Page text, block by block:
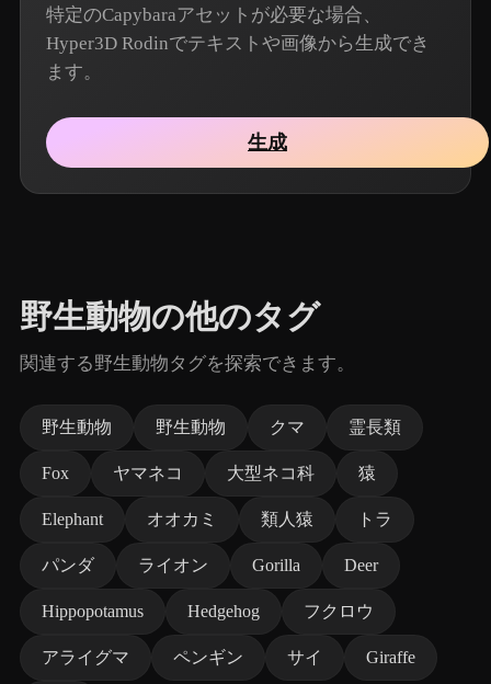
特定のCapybaraアセットが必要な場合、
Hyper3D Rodinでテキストや画像から生成でき
ます。
生成
野生動物の他のタグ
関連する野生動物タグを探索できます。
野生動物 野生動物 クマ 霊長類
Fox ヤマネコ 大型ネコ科 猿
Elephant オオカミ 類人猿 トラ
パンダ ライオン Gorilla Deer
Hippopotamus Hedgehog フクロウ
アライグマ ペンギン サイ Giraffe